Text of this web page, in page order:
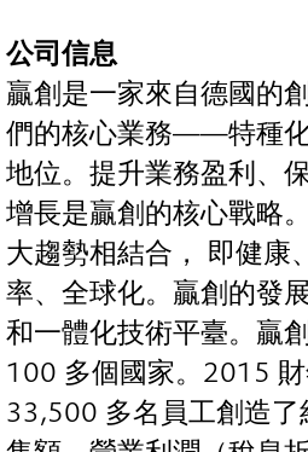
公司信息
贏創是一家來自德國的
們的核心業務——特種
地位。提升業務盈利、
增長是贏創的核心戰略
大趨勢相結合， 即健康
率、全球化。贏創的發
和一體化技術平臺。贏
100 多個國家。2015
33,500 多名員工創造